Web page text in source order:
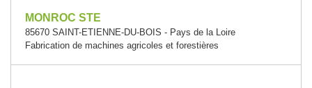
MONROC STE
85670 SAINT-ETIENNE-DU-BOIS - Pays de la Loire
Fabrication de machines agricoles et forestières